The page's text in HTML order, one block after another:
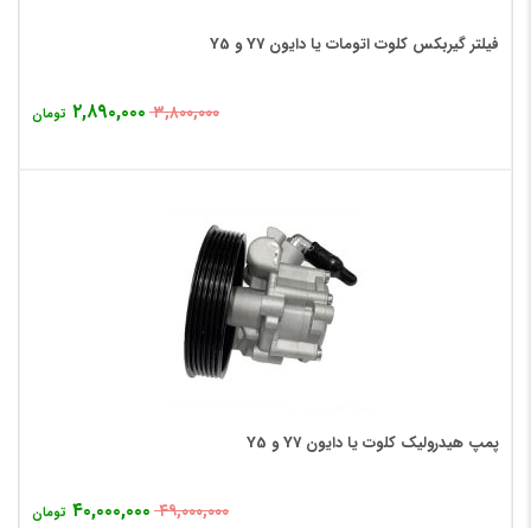
فیلتر گیربکس کلوت اتومات یا دایون Y7 و Y5
۳,۸۰۰,۰۰۰ ۲,۸۹۰,۰۰۰ تومان
پمپ هیدرولیک کلوت یا دایون Y7 و Y5
۴۹,۰۰۰,۰۰۰ ۴۰,۰۰۰,۰۰۰ تومان